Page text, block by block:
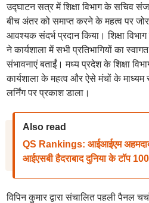
उद्घाटन सत्र में शिक्षा विभाग के सचिव
बीच अंतर को समाप्त करने के महत्व पर
आवश्यक संदर्भ प्रदान किया। शिक्षा
ने कार्यशाला में सभी प्रतिभागियों का
संभावनाएं बताईं। मध्य प्रदेश के शिक्षा
कार्यशाला के महत्व और ऐसे मंचों के माध्यम
लर्निंग पर प्रकाश डाला।
Also read
QS Rankings: आईआईएम
आईएसबी हैदराबाद दुनिया के टॉप
विपिन कुमार द्वारा संचालित पहली पैनल